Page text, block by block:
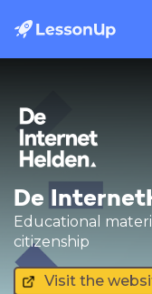
De
Educational
citizenship
Visit the